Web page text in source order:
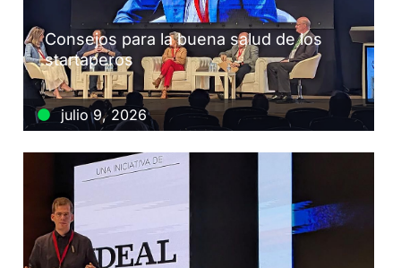
Consejos para la buena salud de los
startaperos
julio 9, 2026